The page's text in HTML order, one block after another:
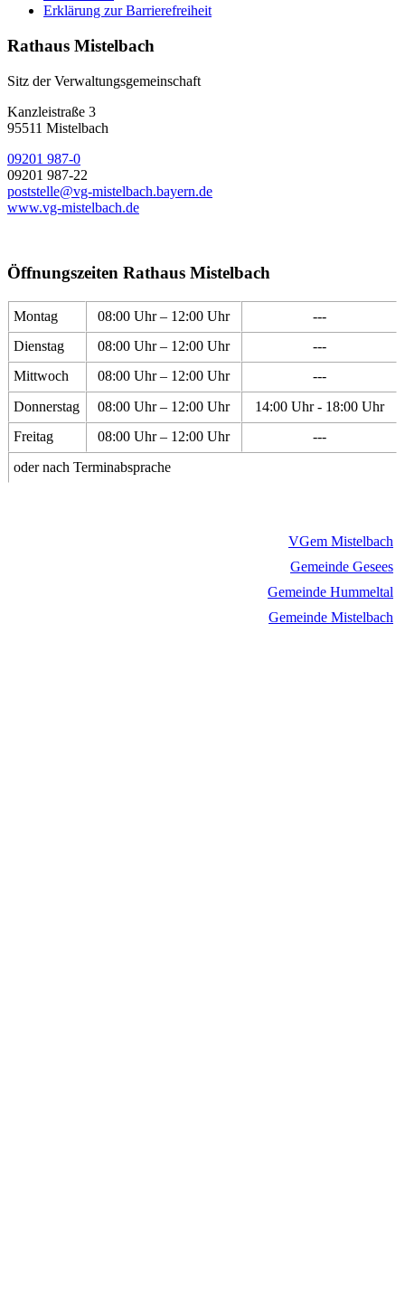
Erklärung zur Barrierefreiheit
Rathaus Mistelbach
Sitz der Verwaltungsgemeinschaft
Kanzleistraße 3
95511 Mistelbach
09201 987-0
09201 987-22
poststelle@vg-mistelbach.bayern.de
www.vg-mistelbach.de
Öffnungszeiten Rathaus Mistelbach
Montag 08:00 Uhr – 12:00 Uhr
---
Dienstag
08:00 Uhr – 12:00 Uhr
---
Mittwoch
08:00 Uhr – 12:00 Uhr
---
Donnerstag
08:00 Uhr – 12:00 Uhr
14:00 Uhr - 18:00 Uhr
Freitag
08:00 Uhr – 12:00 Uhr
---
oder nach Terminabsprache
VGem Mistelbach
Gemeinde Gesees
Gemeinde Hummeltal
Gemeinde Mistelbach